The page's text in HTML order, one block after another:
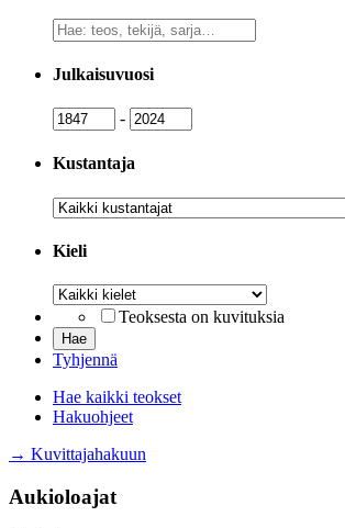
Vapaa
sanahaku
Julkaisuvuosi
Julkaisuvuosi
- Julkaisuvuosi
Kustantaja
Kustantaja
Kieli
Kieli
Teoksesta on kuvituksia
Tyhjennä
Hae kaikki teokset
Hakuohjeet
→ Kuvittajahakuun
Aukioloajat